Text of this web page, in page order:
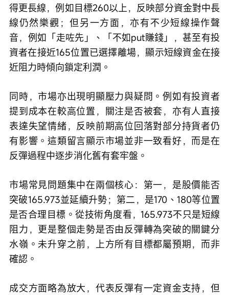
得更長線，例如目標260以上，反映部分資金對中長
線仍然樂觀；但另一方面，亦有不少短線操作聲
音，例如「走咗先」、「不如put賺錢」，甚至有投
資者在接近165位置已選擇離場，顯示短線資金在接
近阻力時傾向鎖定利潤。
同時，市場亦出現明顯壓力與疑問。例如有投資者
提到成本在較高位置，關注是否被套，亦有人直接
表達失望情緒，反映前期高位回落對部分持貨者仍
有影響。這類留言顯示市場並非一致看好，而是在
反彈過程中逐步消化舊有套牢盤。
市場常見問題集中在兩個核心：第一，是股價能否
突破165.973並延續升勢；第二，是170、180等位置
是否合理目標。從技術角度看，165.973不只是短線
阻力，更是整個走勢是否由反彈轉為突破的關鍵分
水嶺。未升穿之前，上方所有目標都屬預期，而非
確認。
成交方面略為放大，代表反彈有一定資金支持，但